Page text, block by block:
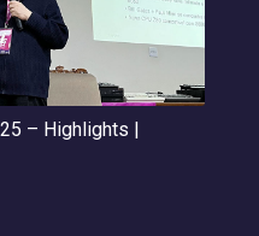
– Highlights |